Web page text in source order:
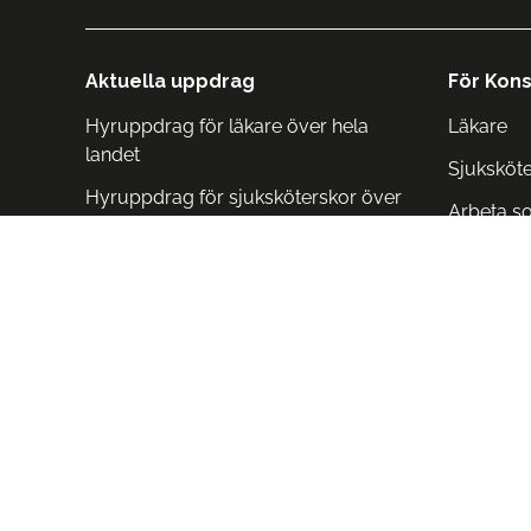
Aktuella uppdrag
Hyruppdrag för läkare över hela
landet
Hyruppdrag för sjuksköterskor över
För
Läkare
Arbeta